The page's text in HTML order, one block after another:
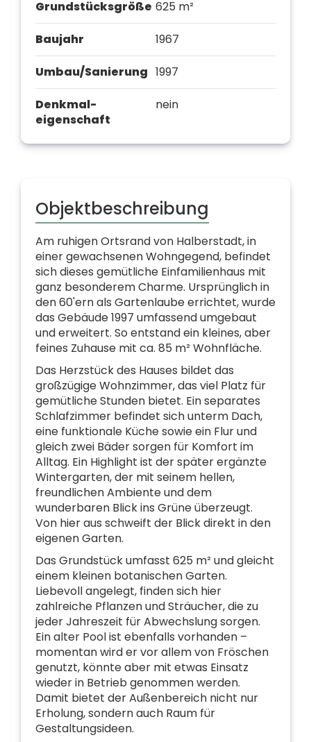
Grundstücks­größe 625 m²
Baujahr 1967
Umbau/­Sanierung 1997
Denkmal­
eigenschaft
nein
Objekt­beschreibung
Am ruhigen Ortsrand von Halberstadt, in
einer gewachsenen Wohngegend, befindet
sich dieses gemütliche Einfamilienhaus mit
ganz besonderem Charme. Ursprünglich in
den 60'ern als Gartenlaube errichtet, wurde
das Gebäude 1997 umfassend umgebaut
und erweitert. So entstand ein kleines, aber
feines Zuhause mit ca. 85 m² Wohnfläche.
Das Herzstück des Hauses bildet das
großzügige Wohnzimmer, das viel Platz für
gemütliche Stunden bietet. Ein separates
Schlafzimmer befindet sich unterm Dach,
eine funktionale Küche sowie ein Flur und
gleich zwei Bäder sorgen für Komfort im
Alltag. Ein Highlight ist der später ergänzte
Wintergarten, der mit seinem hellen,
freundlichen Ambiente und dem
wunderbaren Blick ins Grüne überzeugt.
Von hier aus schweift der Blick direkt in den
eigenen Garten.
Das Grundstück umfasst 625 m² und gleicht
einem kleinen botanischen Garten.
Liebevoll angelegt, finden sich hier
zahlreiche Pflanzen und Sträucher, die zu
jeder Jahreszeit für Abwechslung sorgen.
Ein alter Pool ist ebenfalls vorhanden –
momentan wird er vor allem von Fröschen
genutzt, könnte aber mit etwas Einsatz
wieder in Betrieb genommen werden.
Damit bietet der Außenbereich nicht nur
Erholung, sondern auch Raum für
Gestaltungsideen.